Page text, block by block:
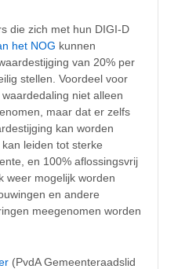
die zich met hun DIGI-D
het NOG kunnen
van 20% per
stellen. Voordeel voor
niet alleen
maar dat er zelfs
kan worden
leiden tot sterke
en 100% aflossingsvrij
weer mogelijk worden
en andere
meegenomen worden
(PvdA Gemeenteraadslid